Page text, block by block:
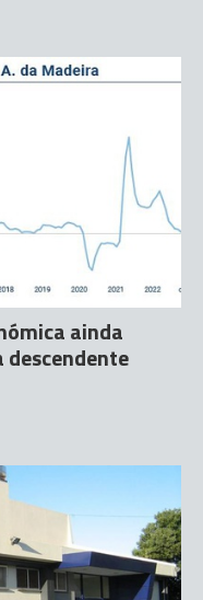
ainda